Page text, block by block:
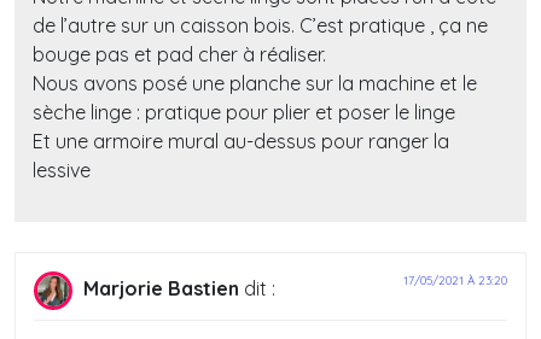
de l’autre sur un caisson bois. C’est pratique , ça ne
bouge pas et pad cher à réaliser.
Nous avons posé une planche sur la machine et le
sèche linge : pratique pour plier et poser le linge
Et une armoire mural au-dessus pour ranger la
lessive
Marjorie Bastien dit : 17/05/2021 À 23:20